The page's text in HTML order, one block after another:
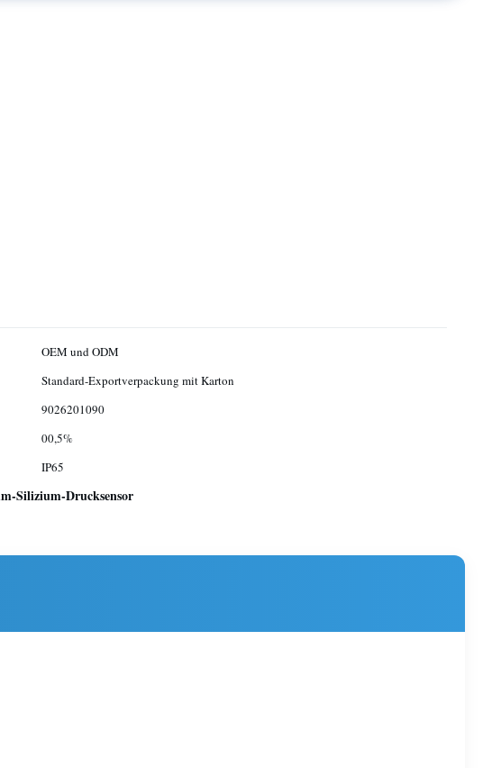
OEM und ODM
Standard-Exportverpackung mit Karton
9026201090
00,5%
IP65
Silizium-Drucksensor